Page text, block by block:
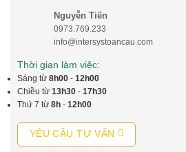
Nguyễn Tiến
0973.769.233
info@intersystoancau.com
Thời gian làm việc:
Sáng từ 8h00 - 12h00
Chiều từ 13h30 - 17h30
Thứ 7 từ 8h - 12h00
YÊU CẦU TƯ VẤN